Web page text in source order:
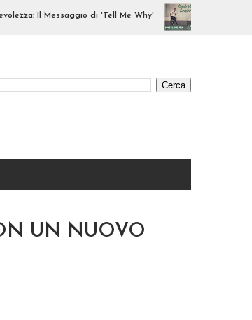
Il Messaggio di 'Tell Me Why' Greezzly Remix: Il
UN NUOVO